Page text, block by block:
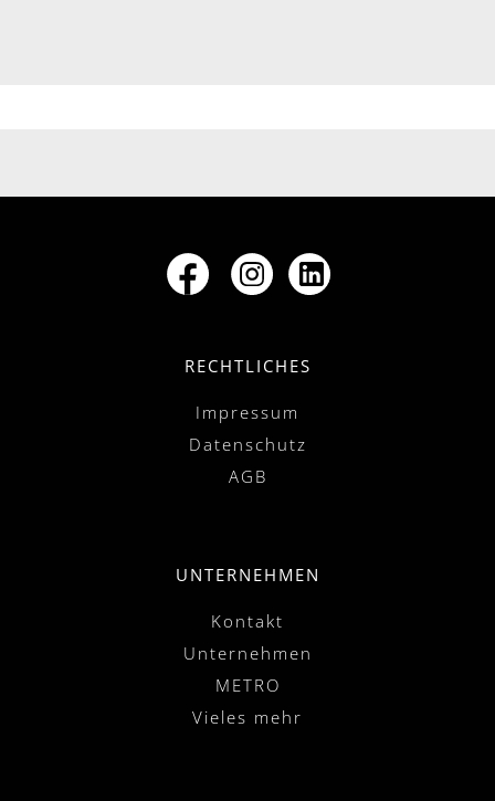
RECHTLICHES
Impressum
Datenschutz
AGB
UNTERNEHMEN
Kontakt
Unternehmen
METRO
Vieles mehr